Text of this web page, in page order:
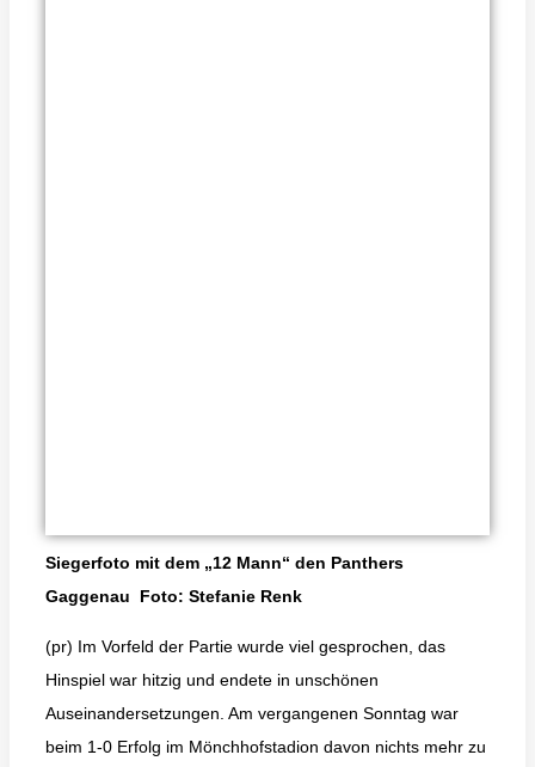
Siegerfoto mit dem „12 Mann“ den Panthers
Gaggenau Foto: Stefanie Renk
(pr) Im Vorfeld der Partie wurde viel gesprochen, das
Hinspiel war hitzig und endete in unschönen
Auseinandersetzungen. Am vergangenen Sonntag war
beim 1-0 Erfolg im Mönchhofstadion davon nichts mehr zu